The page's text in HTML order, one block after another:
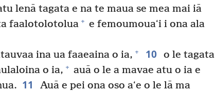
lenā tagata e na te maua se mea mai iā
faalotolotolua + e femoumouaʻi i ona ala
ina ua faaeaina o ia, + 10 o le tagata
o ia, + auā o le a mavae atu o ia e
11
Auā e pei ona oso aʻe o le lā ma